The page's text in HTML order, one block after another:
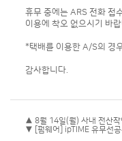
휴무 중에는 ARS 전화 접
이용에 착오 없으시기 바
*택배를 이용한 A/S의 경
감사합니다.
▲ 8월 14일(월) 사내 전산작
▼ [펌웨어] ipTIME 유무선